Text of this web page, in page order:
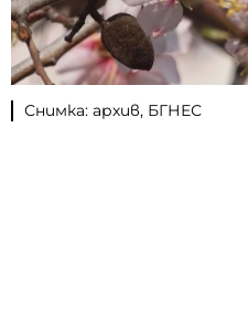
Снимка: архив, БГНЕС